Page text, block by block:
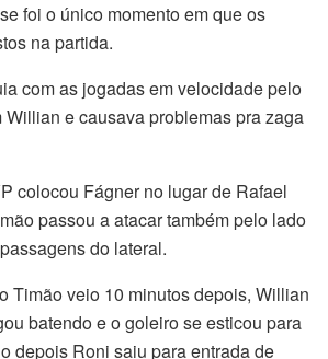
foi o único momento em que os
na partida.
com as jogadas em velocidade pelo
Willian e causava problemas pra zaga
colocou Fágner no lugar de Rafael
passou a atacar também pelo lado
do lateral.
Timão veio 10 minutos depois, Willian
batendo e o goleiro se esticou para
depois Roni saiu para entrada de